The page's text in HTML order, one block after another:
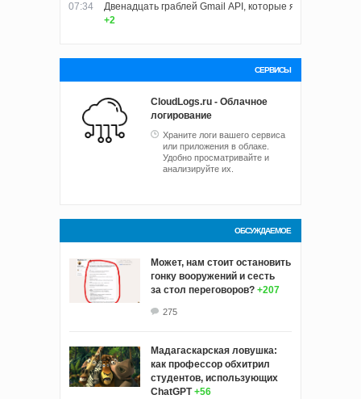
07:34
Двенадцать граблей Gmail API, которые я собрал, пока
+2
СЕРВИСЫ
CloudLogs.ru - Облачное
логирование
Храните логи вашего сервиса
или приложения в облаке.
Удобно просматривайте и
анализируйте их.
ОБСУЖДАЕМОЕ
Может, нам стоит остановить
гонку вооружений и сесть
за стол переговоров? +207
275
Мадагаскарская ловушка:
как профессор обхитрил
студентов, использующих
ChatGPT +56